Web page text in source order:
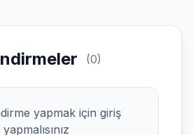
(0)
yapmak için giriş
yapmalısınız